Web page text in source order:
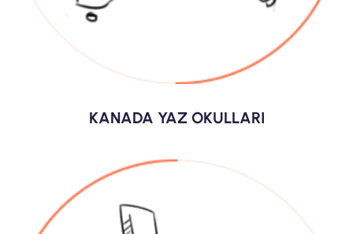
KANADA YAZ OKULLARI